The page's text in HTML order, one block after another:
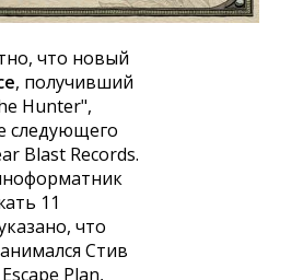
что новый
, получивший
Hunter",
следующего
Blast Records.
11
что
Стив
Plan,